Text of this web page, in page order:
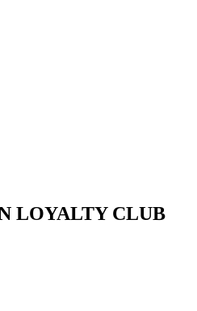
LOYALTY CLUB